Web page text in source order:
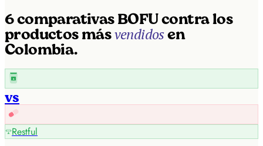
6comparativas BOFU contra los
productos másvendidosen
Colombia.
R
vs
Restful